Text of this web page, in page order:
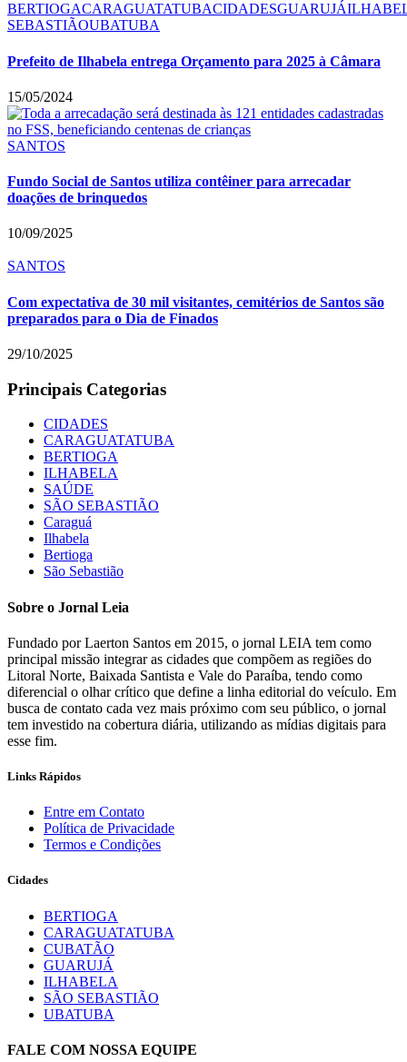
BERTIOGACARAGUATATUBACIDADESGUARUJÁ
SEBASTIÃOUBATUBA
Prefeito de Ilhabela entrega Orçamento para 2025 à Câmara
15/05/2024
SANTOS
Fundo Social de Santos utiliza contêiner para arrecadar
doações de brinquedos
10/09/2025
SANTOS
Com expectativa de 30 mil visitantes, cemitérios de Santos são
preparados para o Dia de Finados
29/10/2025
Principais Categorias
CIDADES
CARAGUATATUBA
BERTIOGA
ILHABELA
SAÚDE
SÃO SEBASTIÃO
Caraguá
Ilhabela
Bertioga
São Sebastião
Sobre o Jornal Leia
Fundado por Laerton Santos em 2015, o jornal LEIA tem como
principal missão integrar as cidades que compõem as regiões do
Litoral Norte, Baixada Santista e Vale do Paraíba, tendo como
diferencial o olhar crítico que define a linha editorial do veículo. Em
busca de contato cada vez mais próximo com seu público, o jornal
tem investido na cobertura diária, utilizando as mídias digitais para
esse fim.
Links Rápidos
Entre em Contato
Política de Privacidade
Termos e Condições
Cidades
BERTIOGA
CARAGUATATUBA
CUBATÃO
GUARUJÁ
ILHABELA
SÃO SEBASTIÃO
UBATUBA
FALE COM NOSSA EQUIPE